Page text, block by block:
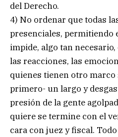
del Derecho.
4) No ordenar que todas
presenciales, permitiendo
impide, algo tan
las reacciones, las
quienes tienen otro
primero- un largo y
presión de la gente
quiere se termine con el
cara con juez y fiscal.